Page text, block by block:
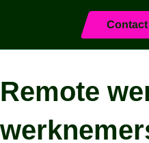
Contact
Remote